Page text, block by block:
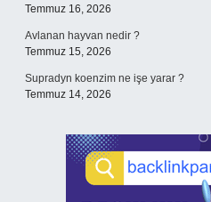
Temmuz 16, 2026
Avlanan hayvan nedir ?
Temmuz 15, 2026
Supradyn koenzim ne işe yarar ?
Temmuz 14, 2026